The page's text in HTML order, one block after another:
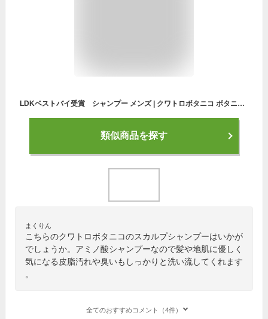
LDKベストバイ受賞 シャンプー メンズ | クワトロボタニコ ボタニカル ヘア ＆ スカルプシャンプー 300mL ポンプボトル 詰め替え用あり アミノ酸シャンプー リンスイン オールインワン ノンシリコン 頭皮 乾燥 かゆみ 臭い フケ いい香り 30代 40代 メンズシャンプー
類似商品を探す
まくりん
こちらのクワトロボタニコのスカルプシャンプーはいかが
でしょうか。アミノ酸シャンプーなので髪や地肌に優しく
気になる皮脂汚れや臭いもしっかりと洗い流してくれます
。
全てのおすすめコメント（4件）